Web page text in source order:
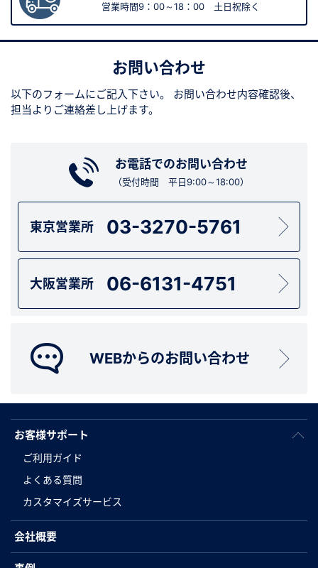
営業時間9：00～18：00 土日祝除く
お問い合わせ
以下のフォームにご記入下さい。
お問い合わせ内容確認後、
担当よりご連絡差し上げます。
お電話でのお問い合わせ
（受付時間 平日9:00～18:00）
東京営業所 03-3270-5761
大阪営業所 06-6131-4751
WEBからのお問い合わせ
お客様サポート
ご利用ガイド
よくある質問
カスタマイズサービス
会社概要